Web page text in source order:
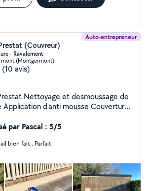
Auto-entrepreneur
(Couvreur)
- Ravalement
(Montgermont)
(10 avis)
de
d'anti mousse Couverture
, application de résine et
par Pascal : 5/5
bien fait . Parfait